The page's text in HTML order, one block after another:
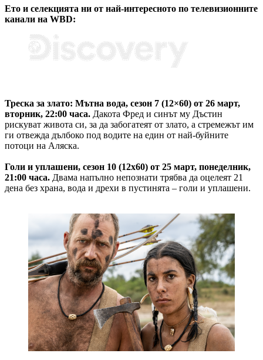
Ето и селекцията ни от най-интересното по телевизионните
канали на WBD:
Треска за злато: Мътна вода, сезон 7 (12×60) от 26 март,
вторник, 22:00 часа. Дакота Фред и синът му Дъстин
рискуват живота си, за да забогатеят от злато, а стремежът им
ги отвежда дълбоко под водите на един от най-буйните
потоци на Аляска.
Голи и уплашени, сезон 10 (12х60) от 25 март, понеделник,
21:00 часа. Двама напълно непознати трябва да оцелеят 21
дена без храна, вода и дрехи в пустинята – голи и уплашени.